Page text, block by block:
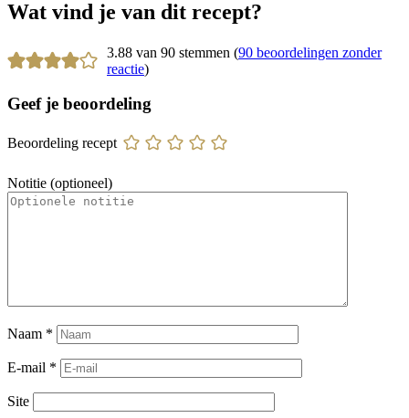
Wat vind je van dit recept?
3.88 van 90 stemmen (90 beoordelingen zonder
reactie)
Geef je beoordeling
Beoordeling recept
Notitie (optioneel)
Naam *
E-mail *
Site